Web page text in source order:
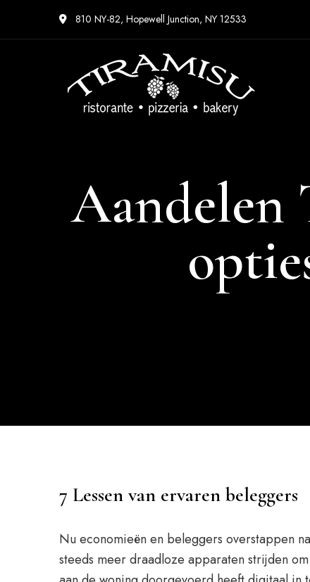
810 NY-82, Hopewell Junction, NY 12533
Aandelen
7 Lessen van ervaren beleggers
Nu economieën en beleggers overstappen
steeds meer draadloze apparaten strijden